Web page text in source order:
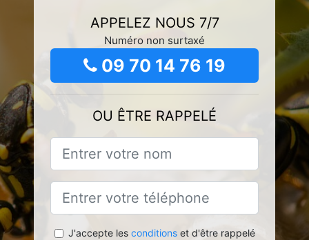
APPELEZ NOUS 7/7
Numéro non surtaxé
09 70 14 76 19
OU ÊTRE RAPPELÉ
J'accepte les conditionset d'être rappelé